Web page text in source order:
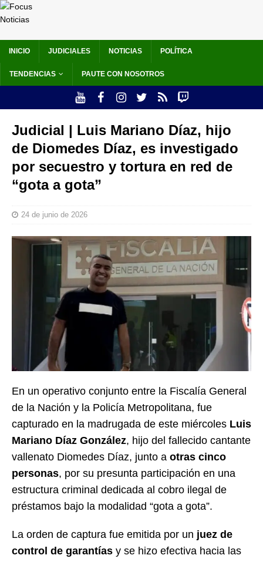
INICIO JUDICIALES NOTICIAS POLÍTICA
TENDENCIAS PAUTE CON NOSOTROS
Judicial | Luis Mariano Díaz, hijo
de Diomedes Díaz, es investigado
por secuestro y tortura en red de
“gota a gota”
24 de junio de 2026
En un operativo conjunto entre la Fiscalía General
de la Nación y la Policía Metropolitana, fue
capturado en la madrugada de este miércoles Luis
Mariano Díaz González, hijo del fallecido cantante
vallenato Diomedes Díaz, junto a otras cinco
personas, por su presunta participación en una
estructura criminal dedicada al cobro ilegal de
préstamos bajo la modalidad “gota a gota”.
La orden de captura fue emitida por un juez de
control de garantías y se hizo efectiva hacia las